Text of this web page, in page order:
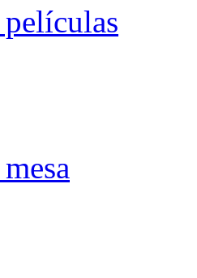
películas